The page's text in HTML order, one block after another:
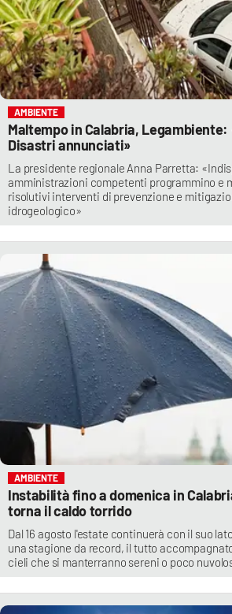
AMBIENTE
Maltempo in Calabria, Legambiente:
Disastri annunciati»
La presidente regionale Anna Parretta:
amministrazioni competenti programmino e
risolutivi interventi di prevenzione e
idrogeologico»
AMBIENTE
Instabilità fino a domenica in
torna il caldo torrido
Dal 16 agosto l'estate continuerà con il suo
una stagione da record, il tutto
cieli che si manterranno sereni o poco